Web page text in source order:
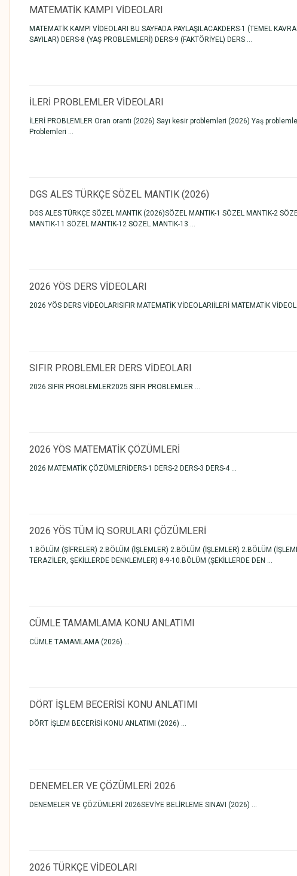
MATEMATİK KAMPI VİDEOLARI
MATEMATİK KAMPI VİDEOLARI BU SAYFADA PAYLAŞILACAKDERS-1 (TEMEL
SAYILAR) DERS-8 (YAŞ PROBLEMLERİ) DERS-9 (FAKTÖRİYEL) DERS ...
İLERİ PROBLEMLER VİDEOLARI
İLERİ PROBLEMLER Oran orantı (2026) Sayı kesir problemleri (2026) Yaş
Problemleri ...
DGS ALES TÜRKÇE SÖZEL MANTIK (2026)
DGS ALES TÜRKÇE SÖZEL MANTIK (2026)SÖZEL MANTIK-1 SÖZEL MANTIK-2
MANTIK-11 SÖZEL MANTIK-12 SÖZEL MANTIK-13 ...
2026 YÖS DERS VİDEOLARI
2026 YÖS DERS VİDEOLARISIFIR MATEMATİK VİDEOLARIİLERİ MATEMATİK
SIFIR PROBLEMLER DERS VİDEOLARI
2026 SIFIR PROBLEMLER2025 SIFIR PROBLEMLER ...
2026 YÖS MATEMATİK ÇÖZÜMLERİ
2026 MATEMATİK ÇÖZÜMLERİDERS-1 DERS-2 DERS-3 DERS-4 ...
2026 YÖS TÜM İQ SORULARI ÇÖZÜMLERİ
1.BÖLÜM (ŞİFRELER) 2.BÖLÜM (İŞLEMLER) 2.BÖLÜM (İŞLEMLER) 2.BÖLÜM
TERAZİLER, ŞEKİLLERDE DENKLEMLER) 8-9-10.BÖLÜM (ŞEKİLLERDE DEN ...
CÜMLE TAMAMLAMA KONU ANLATIMI
CÜMLE TAMAMLAMA (2026) ...
DÖRT İŞLEM BECERİSİ KONU ANLATIMI
DÖRT İŞLEM BECERİSİ KONU ANLATIMI (2026) ...
DENEMELER VE ÇÖZÜMLERİ 2026
DENEMELER VE ÇÖZÜMLERİ 2026SEVİYE BELİRLEME SINAVI (2026) ...
2026 TÜRKÇE VİDEOLARI